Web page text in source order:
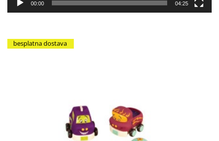
00:00 04:25
besplatna dostava